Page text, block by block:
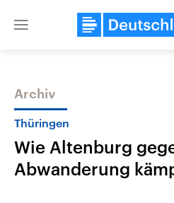
Close
Themen
Archiv
Thüringen
Wie Altenburg
Abwanderung